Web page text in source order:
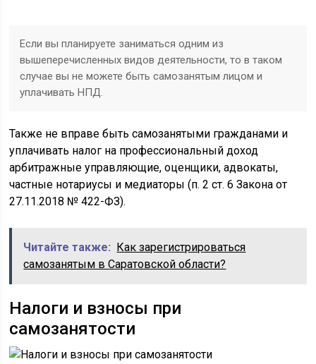
Если вы планируете заниматься одним из
вышеперечисленных видов деятельности, то в таком
случае вы не можете быть самозанятым лицом и
уплачивать НПД.
Также не вправе быть самозанятыми гражданами и
уплачивать налог на профессиональный доход
арбитражные управляющие, оценщики, адвокаты,
частные нотариусы и медиаторы (п. 2 ст. 6 Закона от
27.11.2018 № 422-ФЗ).
Читайте также: Как зарегистрироваться
самозанятым в Саратовской области?
Налоги и взносы при
самозанятости